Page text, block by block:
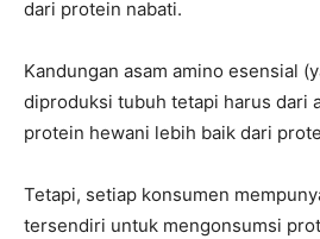
dari protein nabati.
Kandungan asam amino esensial
diproduksi tubuh tetapi harus dari
protein hewani lebih baik dari
Tetapi, setiap konsumen
tersendiri untuk mengonsumsi